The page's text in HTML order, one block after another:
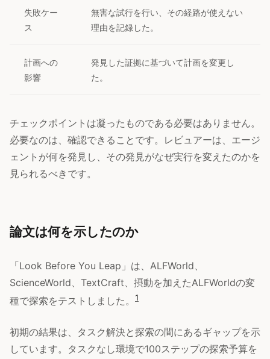
失敗ケー
ス
無害な試行を行い、その経路が使えない
理由を記録した。
計画への
影響
発見した証拠に基づいて計画を変更し
た。
チェックポイントは凝ったものである必要はありません。
必要なのは、確認できることです。レビュアーは、エージ
ェントが何を発見し、その発見がなぜ実行を変えたのかを
見られるべきです。
論文は何を示したのか
「Look Before You Leap」は、ALFWorld、
ScienceWorld、TextCraft、摂動を加えたALFWorldの変
種で探索をテストしました。
1
初期の結果は、タスク解決と探索の間にあるギャップを示
しています。タスクなし環境で100ステップの探索予算を